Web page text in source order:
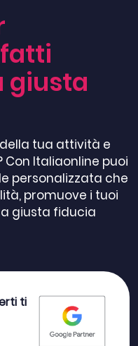
giusta
tua attività e
Italiaonline puoi
personalizzata che
promuove i tuoi
giusta fiducia
ti